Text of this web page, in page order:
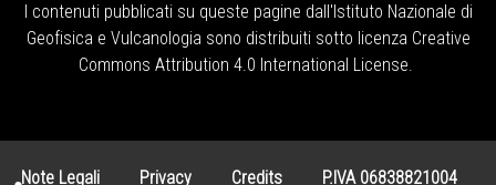
I contenuti pubblicati su queste pagine dall' Istituto Nazionale di
Geofisica e Vulcanologia sono distribuiti sotto licenza Creative
Commons Attribution 4.0 International License.
Note Legali Privacy Credits P.IVA 06838821004